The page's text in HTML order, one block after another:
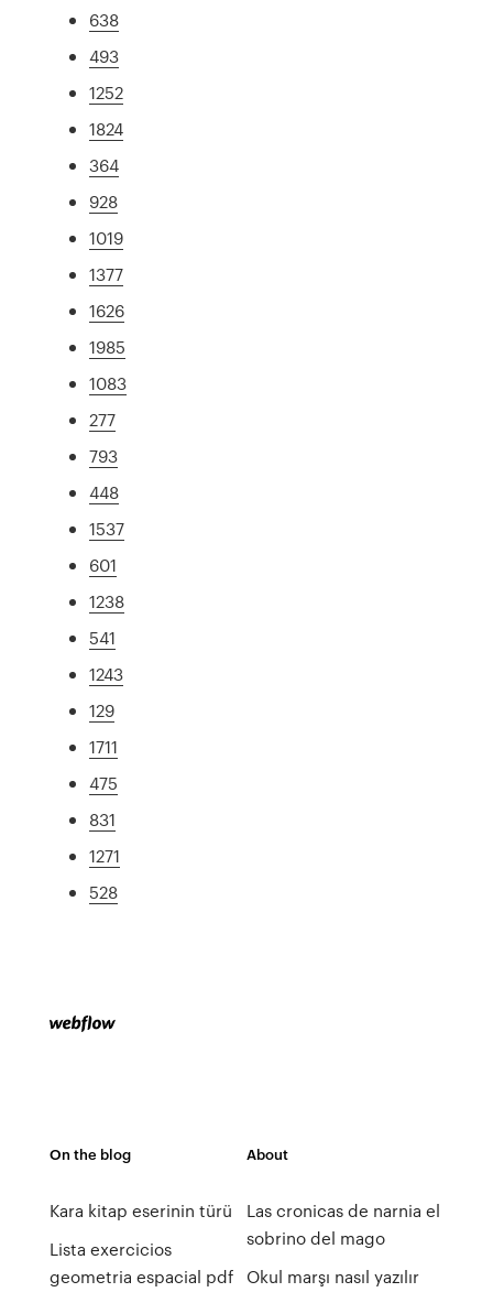
638
493
1252
1824
364
928
1019
1377
1626
1985
1083
277
793
448
1537
601
1238
541
1243
129
1711
475
831
1271
528
On the blog
Kara kitap eserinin türü
Lista exercicios
geometria espacial pdf
About
Las cronicas de narnia el
sobrino del mago
Okul marşı nasıl yazılır